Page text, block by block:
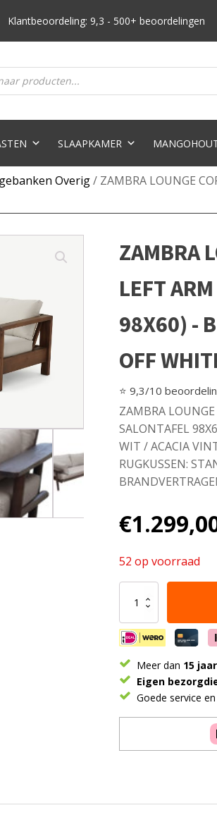
Klantbeoordeling: 9,3 - 500+ beoordelingen
SLAAPKAMER
Overig/ ZAMBRA LOUNGE
ZAMBRA
LEFT
98X60) -
OFF
⭐ 9,3/10
ZAMBRA
SALONTAFEL
WIT / ACACIA
RUGKUSSEN:
€
52 op voorraad
LOUNGE
CORNER
SET
3PCS
(
LEFT
ARM
RIGHT
ARM
98X60)
FLAT
Meer dan 15 jaar
Eigen
Goede service